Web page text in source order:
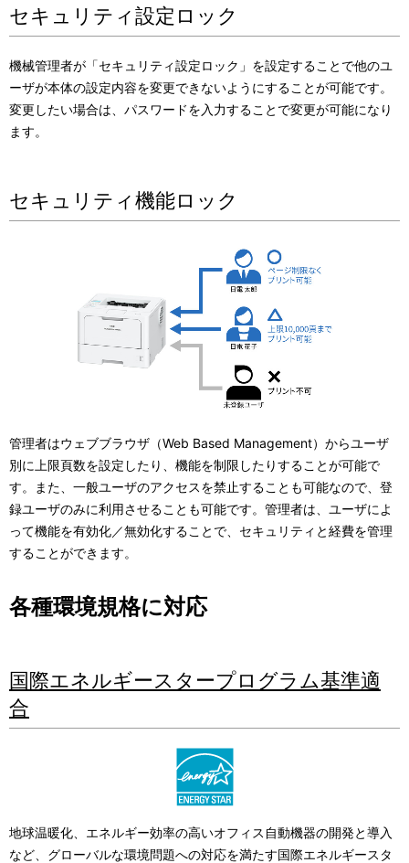
セキュリティ設定ロック
機械管理者が「セキュリティ設定ロック」を設定することで他のユ
ーザが本体の設定内容を変更できないようにすることが可能です。
変更したい場合は、パスワードを入力することで変更が可能になり
ます。
セキュリティ機能ロック
管理者はウェブブラウザ（Web Based Management）からユーザ
別に上限頁数を設定したり、機能を制限したりすることが可能で
す。また、一般ユーザのアクセスを禁止することも可能なので、登
録ユーザのみに利用させることも可能です。管理者は、ユーザによ
って機能を有効化／無効化することで、セキュリティと経費を管理
することができます。
各種環境規格に対応
国際エネルギースタープログラム基準適
合
地球温暖化、エネルギー効率の高いオフィス自動機器の開発と導入
など、グローバルな環境問題への対応を満たす国際エネルギースタ